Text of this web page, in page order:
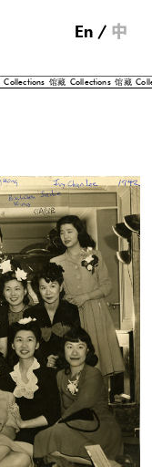
En 中
馆藏 Collections 馆藏